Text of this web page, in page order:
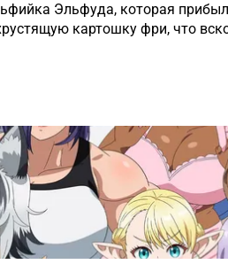
Эльфуда, которая
картошку фри, что